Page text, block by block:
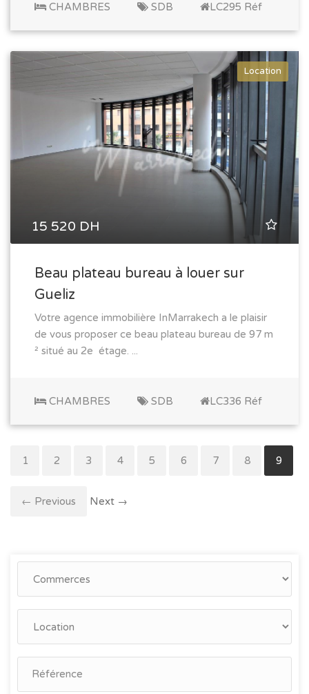
CHAMBRES SDB LC295 Réf
Location
15 520 DH
Beau plateau bureau à louer sur
Gueliz
Votre agence immobilière InMarrakech a le plaisir
de vous proposer ce beau plateau bureau de 97 m
² situé au 2e étage. ...
CHAMBRES SDB LC336 Réf
1 2 3 4 5 6 7 8 9
← Previous Next →